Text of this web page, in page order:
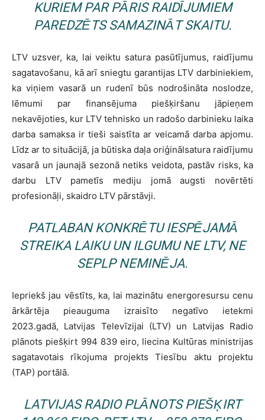
KURIEM PAR PĀRIS RAIDĪJUMIEM
PAREDZĒTS SAMAZINĀT SKAITU.
LTV uzsver, ka, lai veiktu satura pasūtījumus, raidījumu
sagatavošanu, kā arī sniegtu garantijas LTV darbiniekiem,
ka viņiem vasarā un rudenī būs nodrošināta noslodze,
lēmumi par finansējuma piešķiršanu jāpieņem
nekavējoties, kur LTV tehnisko un radošo darbinieku laika
darba samaksa ir tieši saistīta ar veicamā darba apjomu.
Līdz ar to situācijā, ja būtiska daļa oriģinālsatura raidījumu
vasarā un jaunajā sezonā netiks veidota, pastāv risks, ka
darbu LTV pametīs mediju jomā augsti novērtēti
profesionāļi, skaidro LTV pārstāvji.
PATLABAN KONKRĒTU IESPĒJAMĀ
STREIKA LAIKU UN ILGUMU NE LTV, NE
SEPLP NEMINĒJA.
Iepriekš jau vēstīts, ka, lai mazinātu energoresursu cenu
ārkārtēja pieauguma izraisīto negatīvo ietekmi
2023.gadā, Latvijas Televīzijai (LTV) un Latvijas Radio
plānots piešķirt 994 839 eiro, liecina Kultūras ministrijas
sagatavotais rīkojuma projekts Tiesību aktu projektu
(TAP) portālā.
LATVIJAS RADIO PLĀNOTS PIEŠĶIRT